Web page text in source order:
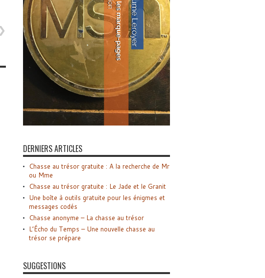
DERNIERS ARTICLES
Chasse au trésor gratuite : A la recherche de Mr
ou Mme
Chasse au trésor gratuite : Le Jade et le Granit
Une boîte à outils gratuite pour les énigmes et
messages codés
Chasse anonyme – La chasse au trésor
L’Écho du Temps – Une nouvelle chasse au
trésor se prépare
SUGGESTIONS